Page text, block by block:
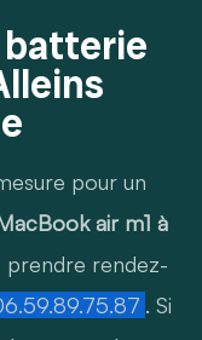
batterie
pour un
air m1 à
prendre rendez-
. Si